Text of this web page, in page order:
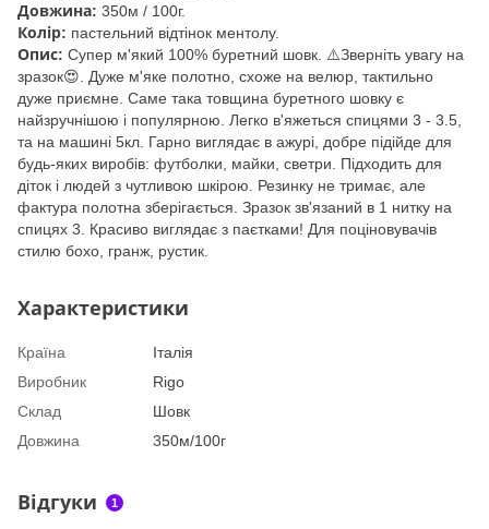
Довжина: 350м / 100г.
Колір: пастельний відтінок ментолу.
Опис: Супер м'який 100% буретний шовк. ⚠️Зверніть увагу на
зразок😍. Дуже м'яке полотно, схоже на велюр, тактильно
дуже приємне. Саме така товщина буретного шовку є
найзручнішою і популярною. Легко в'яжеться спицями 3 - 3.5,
та на машині 5кл. Гарно виглядає в ажурі, добре підійде для
будь-яких виробів: футболки, майки, светри. Підходить для
діток і людей з чутливою шкірою. Резинку не тримає, але
фактура полотна зберігається. Зразок зв'язаний в 1 нитку на
спицях 3. Красиво виглядає з паєтками! Для поціновувачів
стилю бохо, гранж, рустик.
Характеристики
Країна
Італія
Виробник
Rigo
Склад
Шовк
Довжина
350м/100г
Відгуки 1